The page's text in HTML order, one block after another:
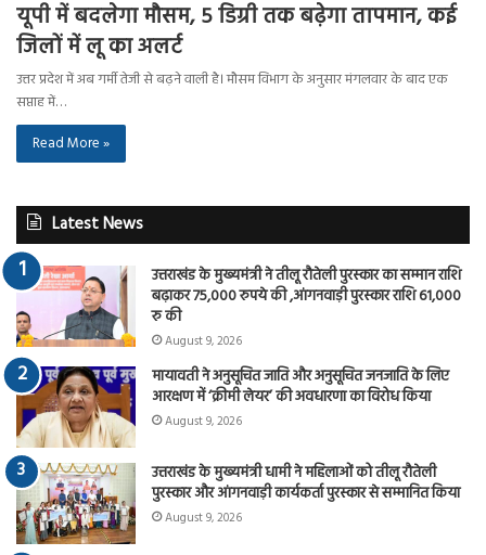
यूपी में बदलेगा मौसम, 5 डिग्री तक बढ़ेगा तापमान, कई
जिलों में लू का अलर्ट
उत्तर प्रदेश में अब गर्मी तेजी से बढ़ने वाली है। मौसम विभाग के अनुसार मंगलवार के बाद एक
सप्ताह में…
Read More »
Latest News
उत्तराखंड के मुख्यमंत्री ने तीलू रौतेली पुरस्कार का सम्मान राशि
बढ़ाकर 75,000 रुपये की ,आंगनवाड़ी पुरस्कार राशि 61,000
रु की
August 9, 2026
मायावती ने अनुसूचित जाति और अनुसूचित जनजाति के लिए
आरक्षण में ‘क्रीमी लेयर’ की अवधारणा का विरोध किया
August 9, 2026
उत्तराखंड के मुख्यमंत्री धामी ने महिलाओं को तीलू रौतेली
पुरस्कार और आंगनवाड़ी कार्यकर्ता पुरस्कार से सम्मानित किया
August 9, 2026